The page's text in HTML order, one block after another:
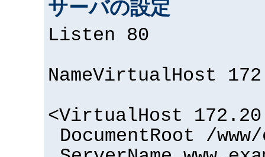
サーバの設定
Listen 80
NameVirtualHost
<VirtualHost
DocumentRoot /